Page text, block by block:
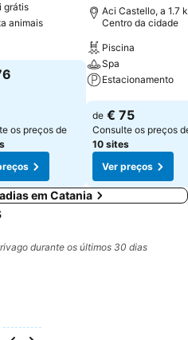
grátis
animais
os preços de
Aci Castello, a 1.7
Centro da cidade
Piscina
Spa
Estacionamento
Ver preços
de € 75
Consulte os preços
10 sites
Ver preços
em Catania
durante os últimos 30 dias